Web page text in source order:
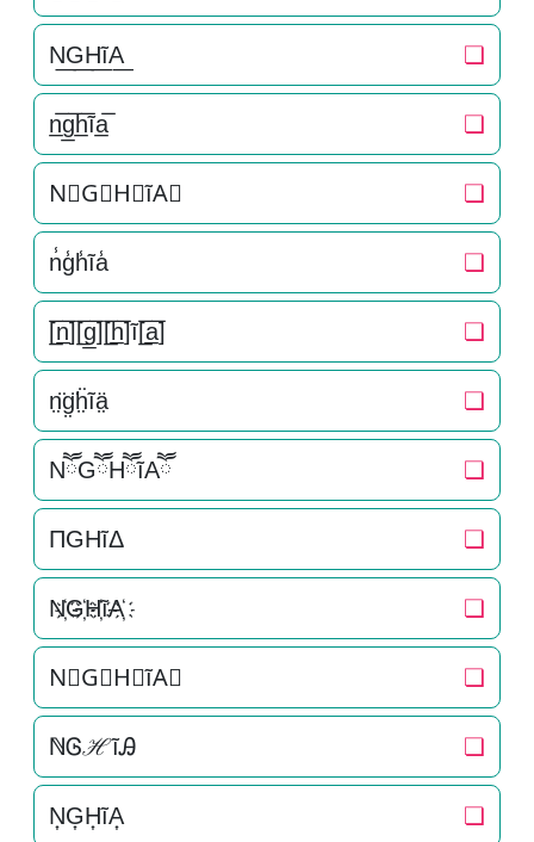
N͟G͟H͟ĩA͟ ❏
n̲̅g̲̅h̲̅ĩa̲̅ ❏
N⃣G⃣H⃣ĩA⃣ ❏
n̾g̾h̾ĩa̾ ❏
[̲̅n̲̅][̲̅g̲̅][̲̅h̲̅]ĩ[̲̅a̲̅] ❏
n̤̈g̤̈ḧ̤ĩä̤ ❏
NཽGཽHཽĩAཽ ❏
ΠGHĩΔ ❏
N҉G҉H҉ĩA҉ ❏
N⃜G⃜H⃜ĩA⃜ ❏
ℕᎶℋĩᎯ ❏
N͎G͎H͎ĩA͎ ❏